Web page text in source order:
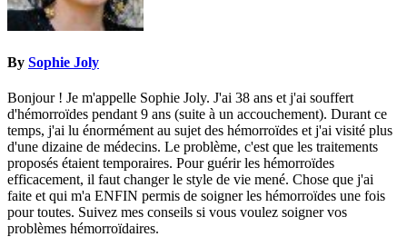
By Sophie Joly
Bonjour ! Je m'appelle Sophie Joly. J'ai 38 ans et j'ai souffert
d'hémorroïdes pendant 9 ans (suite à un accouchement). Durant ce
temps, j'ai lu énormément au sujet des hémorroïdes et j'ai visité plus
d'une dizaine de médecins. Le problème, c'est que les traitements
proposés étaient temporaires. Pour guérir les hémorroïdes
efficacement, il faut changer le style de vie mené. Chose que j'ai
faite et qui m'a ENFIN permis de soigner les hémorroïdes une fois
pour toutes. Suivez mes conseils si vous voulez soigner vos
problèmes hémorroïdaires.